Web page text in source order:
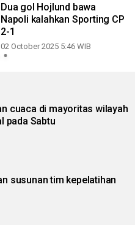
Dua gol Hojlund bawa
Napoli kalahkan Sporting CP
2-1
02 October 2025 5:46 WIB
cuaca di mayoritas wilayah
pada Sabtu
susunan tim kepelatihan